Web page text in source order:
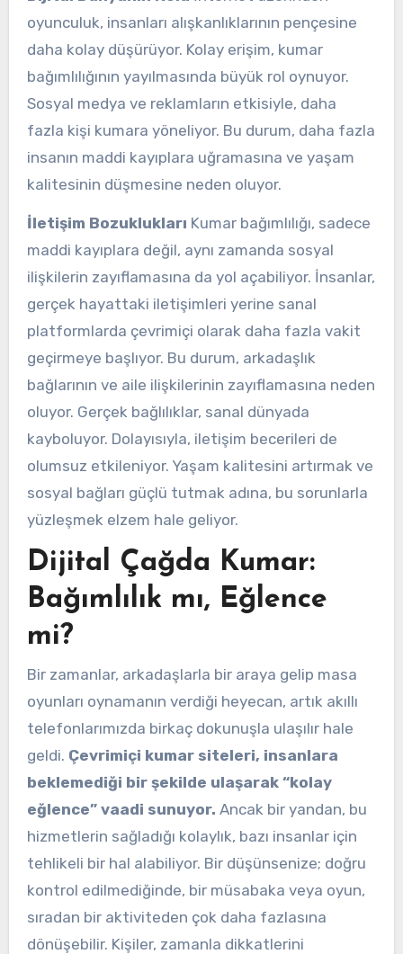
oyunculuk, insanları alışkanlıklarının pençesine
daha kolay düşürüyor. Kolay erişim, kumar
bağımlılığının yayılmasında büyük rol oynuyor.
Sosyal medya ve reklamların etkisiyle, daha
fazla kişi kumara yöneliyor. Bu durum, daha fazla
insanın maddi kayıplara uğramasına ve yaşam
kalitesinin düşmesine neden oluyor.
İletişim Bozuklukları Kumar bağımlılığı, sadece
maddi kayıplara değil, aynı zamanda sosyal
ilişkilerin zayıflamasına da yol açabiliyor. İnsanlar,
gerçek hayattaki iletişimleri yerine sanal
platformlarda çevrimiçi olarak daha fazla vakit
geçirmeye başlıyor. Bu durum, arkadaşlık
bağlarının ve aile ilişkilerinin zayıflamasına neden
oluyor. Gerçek bağlılıklar, sanal dünyada
kayboluyor. Dolayısıyla, iletişim becerileri de
olumsuz etkileniyor. Yaşam kalitesini artırmak ve
sosyal bağları güçlü tutmak adına, bu sorunlarla
yüzleşmek elzem hale geliyor.
Dijital Çağda Kumar:
Bağımlılık mı, Eğlence
mi?
Bir zamanlar, arkadaşlarla bir araya gelip masa
oyunları oynamanın verdiği heyecan, artık akıllı
telefonlarımızda birkaç dokunuşla ulaşılır hale
geldi. Çevrimiçi kumar siteleri, insanlara
beklemediği bir şekilde ulaşarak “kolay
eğlence” vaadi sunuyor. Ancak bir yandan, bu
hizmetlerin sağladığı kolaylık, bazı insanlar için
tehlikeli bir hal alabiliyor. Bir düşünsenize; doğru
kontrol edilmediğinde, bir müsabaka veya oyun,
sıradan bir aktiviteden çok daha fazlasına
dönüşebilir. Kişiler, zamanla dikkatlerini